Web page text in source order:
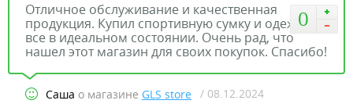
0
Отличное обслуживание и качественная
продукция. Купил спортивную сумку и одежду —
все в идеальном состоянии. Очень рад, что
нашел этот магазин для своих покупок. Спасибо!
Саша о магазине GLS store / 08.12.2024